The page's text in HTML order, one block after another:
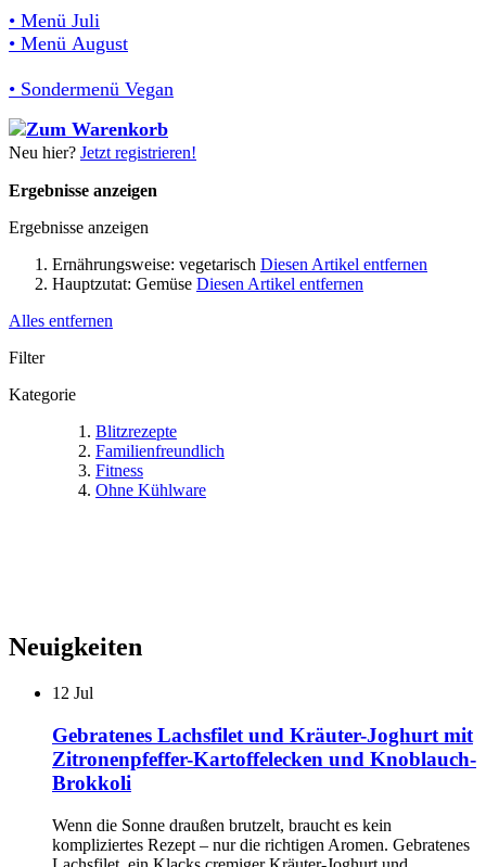
• Menü Juli
• Menü August
• Sondermenü Vegan
Neu hier? Jetzt registrieren!
Ergebnisse anzeigen
Ergebnisse anzeigen
Ernährungsweise: vegetarisch Diesen Artikel entfernen
Hauptzutat: Gemüse Diesen Artikel entfernen
Alles entfernen
Filter
Kategorie
Blitzrezepte
Familienfreundlich
Fitness
Ohne Kühlware
Neuigkeiten
12 Jul
Gebratenes Lachsfilet und Kräuter-Joghurt mit
Zitronenpfeffer-Kartoffelecken und Knoblauch-
Brokkoli
Wenn die Sonne draußen brutzelt, braucht es kein
kompliziertes Rezept – nur die richtigen Aromen. Gebratenes